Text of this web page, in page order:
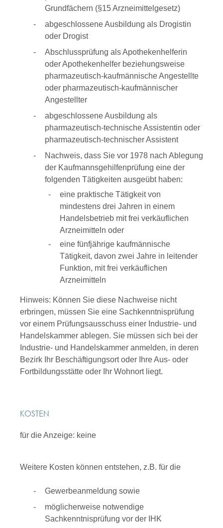
Grundfächern (§15 Arzneimittelgesetz)
abgeschlossene Ausbildung als Drogistin
oder Drogist
Abschlussprüfung als Apothekenhelferin
oder Apothekenhelfer beziehungsweise
pharmazeutisch-kaufmännische Angestellte
oder pharmazeutisch-kaufmännischer
Angestellter
abgeschlossene Ausbildung als
pharmazeutisch-technische Assistentin oder
pharmazeutisch-technischer Assistent
Nachweis, dass Sie vor 1978 nach Ablegung
der Kaufmannsgehilfenprüfung eine der
folgenden Tätigkeiten ausgeübt haben:
eine praktische Tätigkeit von
mindestens drei Jahren in einem
Handelsbetrieb mit frei verkäuflichen
Arzneimitteln oder
eine fünfjährige kaufmännische
Tätigkeit, davon zwei Jahre in leitender
Funktion, mit frei verkäuflichen
Arzneimitteln
Hinweis: Können Sie diese Nachweise nicht
erbringen, müssen Sie eine Sachkenntnisprüfung
vor einem Prüfungsausschuss einer Industrie- und
Handelskammer ablegen. Sie müssen sich bei der
Industrie- und Handelskammer anmelden, in deren
Bezirk Ihr Beschäftigungsort oder Ihre Aus- oder
Fortbildungsstätte oder Ihr Wohnort liegt.
KOSTEN
für die Anzeige: keine
Weitere Kosten können entstehen, z.B. für die
Gewerbeanmeldung sowie
möglicherweise notwendige
Sachkenntnisprüfung vor der IHK